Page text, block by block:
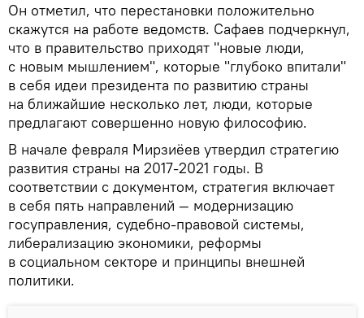
Он отметил, что перестановки положительно
скажутся на работе ведомств. Сафаев подчеркнул,
что в правительство приходят "новые люди,
с новым мышлением", которые "глубоко впитали"
в себя идеи президента по развитию страны
на ближайшие несколько лет, люди, которые
предлагают совершенно новую философию.
В начале февраля Мирзиёев утвердил стратегию
развития страны на 2017-2021 годы. В
соответствии с документом, стратегия включает
в себя пять направлений — модернизацию
госуправления, судебно-правовой системы,
либерализацию экономики, реформы
в социальном секторе и принципы внешней
политики.